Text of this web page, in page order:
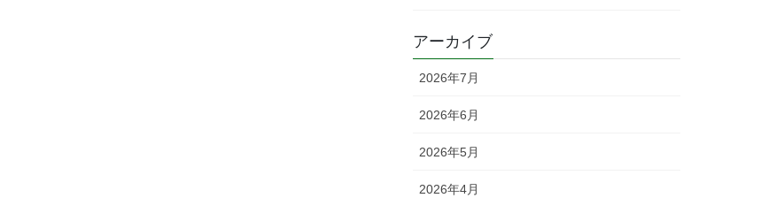
アーカイブ
2026年7月
2026年6月
2026年5月
2026年4月